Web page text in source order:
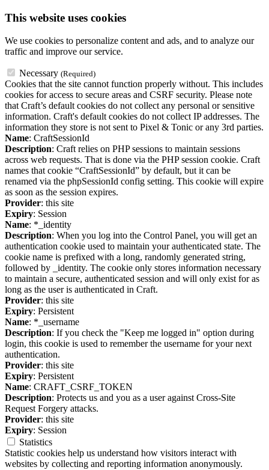
This website uses cookies
We use cookies to personalize content and ads, and to analyze our
traffic and improve our service.
Necessary (Required)
Cookies that the site cannot function properly without. This includes
cookies for access to secure areas and CSRF security. Please note
that Craft’s default cookies do not collect any personal or sensitive
information. Craft's default cookies do not collect IP addresses. The
information they store is not sent to Pixel & Tonic or any 3rd parties.
Name: CraftSessionId
Description: Craft relies on PHP sessions to maintain sessions
across web requests. That is done via the PHP session cookie. Craft
names that cookie “CraftSessionId” by default, but it can be
renamed via the phpSessionId config setting. This cookie will expire
as soon as the session expires.
Provider: this site
Expiry: Session
Name: *_identity
Description: When you log into the Control Panel, you will get an
authentication cookie used to maintain your authenticated state. The
cookie name is prefixed with a long, randomly generated string,
followed by _identity. The cookie only stores information necessary
to maintain a secure, authenticated session and will only exist for as
long as the user is authenticated in Craft.
Provider: this site
Expiry: Persistent
Name: *_username
Description: If you check the "Keep me logged in" option during
login, this cookie is used to remember the username for your next
authentication.
Provider: this site
Expiry: Persistent
Name: CRAFT_CSRF_TOKEN
Description: Protects us and you as a user against Cross-Site
Request Forgery attacks.
Provider: this site
Expiry: Session
Statistics
Statistic cookies help us understand how visitors interact with
websites by collecting and reporting information anonymously.